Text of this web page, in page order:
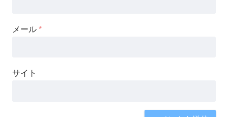
メール *
サイト